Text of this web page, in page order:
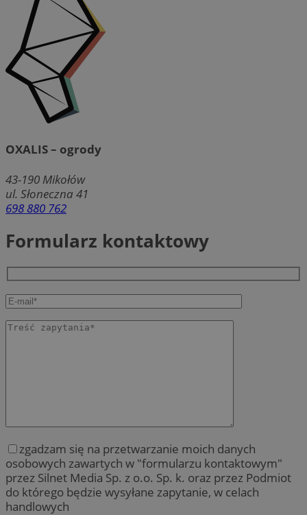
OXALIS – ogrody
43-190 Mikołów
ul. Słoneczna 41
698 880 762
Formularz kontaktowy
zgadzam się na przetwarzanie moich danych
osobowych zawartych w "formularzu kontaktowym"
przez Silnet Media Sp. z o.o. Sp. k. oraz przez Podmiot
do którego będzie wysyłane zapytanie, w celach
handlowych